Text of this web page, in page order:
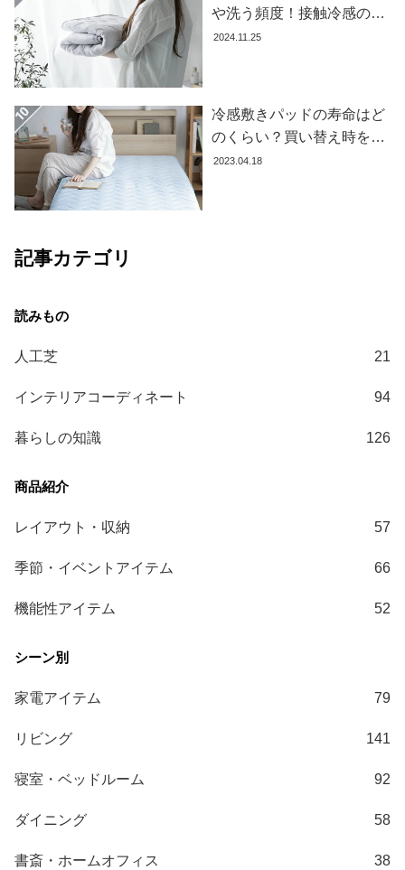
や洗う頻度！接触冷感の効
果を下げないお手入れ方法
2024.11.25
冷感敷きパッドの寿命はど
のくらい？買い替え時を見
極める方法とおすすめ商品
2023.04.18
記事カテゴリ
人工芝 21
インテリアコーディネート 94
暮らしの知識 126
レイアウト・収納 57
季節・イベントアイテム 66
機能性アイテム 52
家電アイテム 79
リビング 141
寝室・ベッドルーム 92
ダイニング 58
書斎・ホームオフィス 38